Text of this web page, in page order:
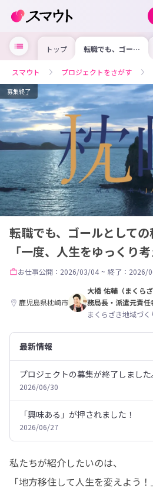
トップ 転職でも、ゴール
としての移住でも
生をゆっくり考え
る」仕事の話。
スマウト プロジェクトをさがす
募集終了
転職でも、ゴールとしての
「一度、人生をゆっくり
お仕事公開：2026/03/04 ~ 終了：2026/
鹿児島県枕崎市
大橋 佑輔（まくら
務局長・派遣元責任
まくらざき地域づ
最新情報
プロジェクトの募集が終了しました
2026/06/30
「興味ある」が押されました！
2026/06/27
私たちが紹介したいのは、
「地方移住して人生を変えよう